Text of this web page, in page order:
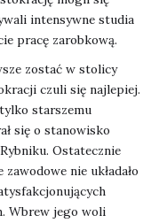
intensywne studia
pracę zarobkową.
zostać w stolicy
czuli się najlepiej.
starszemu
się o stanowisko
Ostatecznie
nie układało
Wbrew jego woli